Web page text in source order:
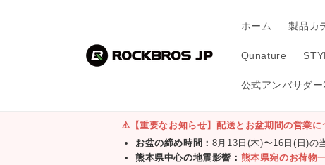
ホーム 製品カ
Qunature
公式アンバサダ
⚠️【重要なお知らせ】配送とお盆期間の営業に
お盆の締め時間： 8月13日(木)〜16日(日)の
熊本県中心の地震影響： 熊本県宛のお荷物